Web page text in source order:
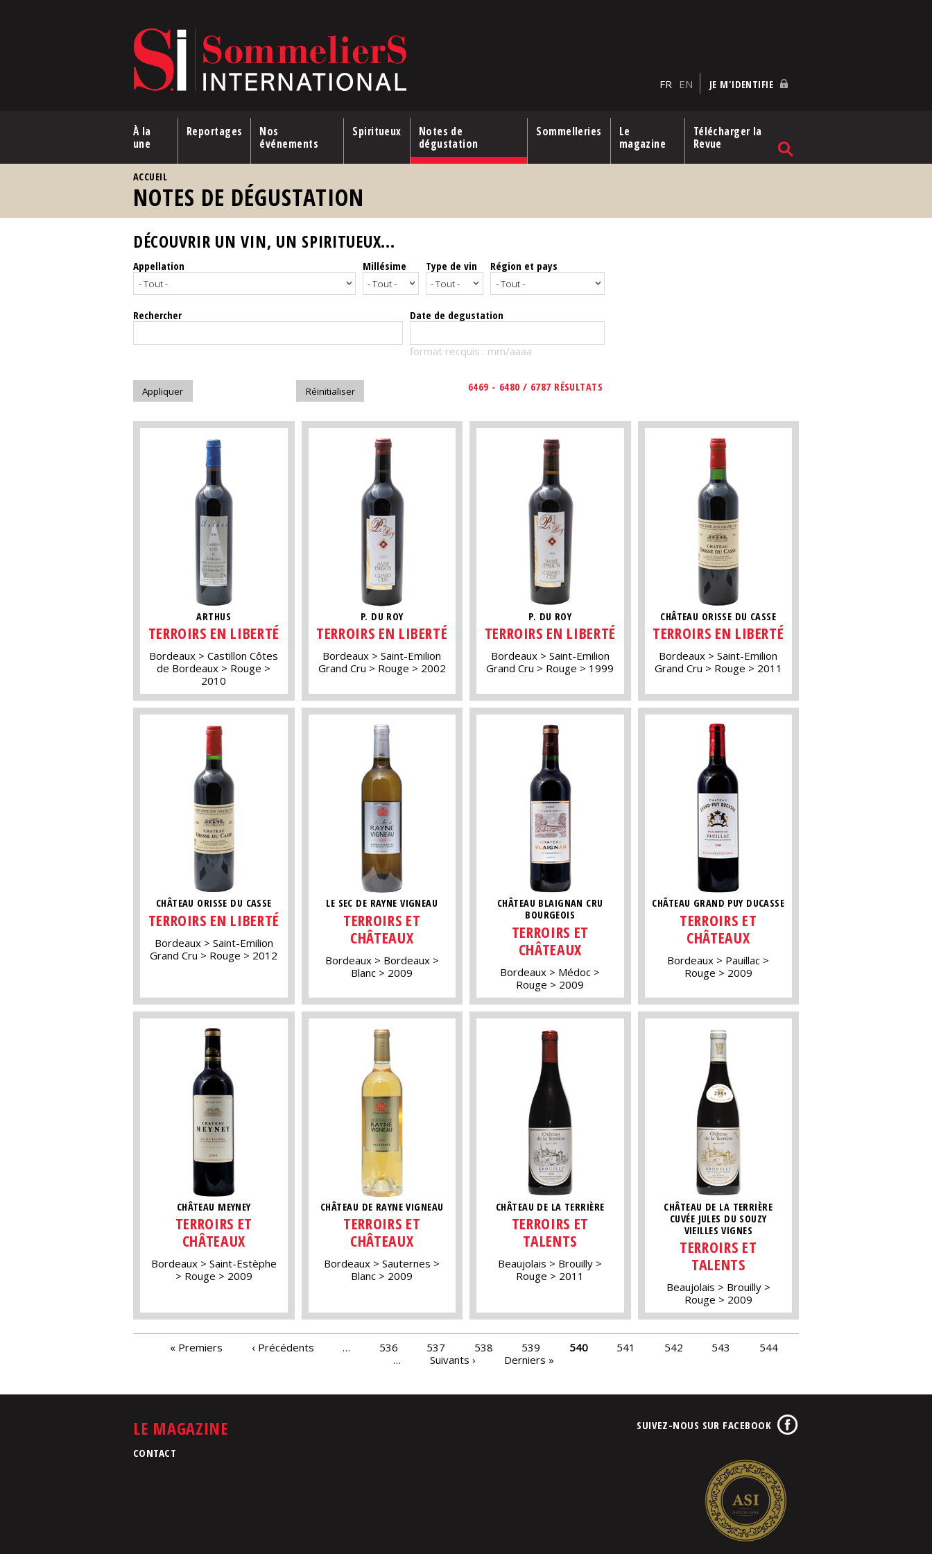
FR EN JE M'IDENTIFIE
À la
une
Reportages
Nos
événements
Spiritueux
Notes de
dégustation
Sommelleries
Le
magazine
Télécharger la
Revue
ACCUEIL
NOTES DE DÉGUSTATION
DÉCOUVRIR UN VIN, UN SPIRITUEUX...
Appellation Millésime Type de vin Région et pays
Rechercher Date de degustation
format recquis : mm/aaaa
6469 - 6480 / 6787 RÉSULTATS
ARTHUS
TERROIRS EN LIBERTÉ
Bordeaux
Castillon Côtes
de Bordeaux
Rouge
2010
P. DU ROY
TERROIRS EN LIBERTÉ
Bordeaux
Saint-Emilion
Grand Cru
Rouge 2002
P. DU ROY
TERROIRS EN LIBERTÉ
Bordeaux
Saint-Emilion
Grand Cru
Rouge 1999
CHÂTEAU ORISSE DU CASSE
TERROIRS EN LIBERTÉ
Bordeaux
Saint-Emilion
Grand Cru
Rouge 2011
CHÂTEAU ORISSE DU CASSE
TERROIRS EN LIBERTÉ
Bordeaux
Saint-Emilion
Grand Cru
Rouge 2012
LE SEC DE RAYNE VIGNEAU
TERROIRS ET
CHÂTEAUX
Bordeaux
Bordeaux
Blanc
2009
CHÂTEAU BLAIGNAN CRU
BOURGEOIS
TERROIRS ET
CHÂTEAUX
Bordeaux
Médoc
Rouge
2009
CHÂTEAU GRAND PUY DUCASSE
TERROIRS ET
CHÂTEAUX
Bordeaux
Pauillac
Rouge
2009
CHÂTEAU MEYNEY
TERROIRS ET
CHÂTEAUX
Bordeaux
Saint-Estèphe
Rouge
2009
CHÂTEAU DE RAYNE VIGNEAU
TERROIRS ET
CHÂTEAUX
Bordeaux
Sauternes
Blanc
2009
CHÂTEAU DE LA TERRIÈRE
TERROIRS ET
TALENTS
Beaujolais
Brouilly
Rouge
2011
CHÂTEAU DE LA TERRIÈRE
CUVÉE JULES DU SOUZY
VIEILLES VIGNES
TERROIRS ET
TALENTS
Beaujolais
Brouilly
Rouge
2009
PAGES« Premiers ‹ Précédents … 536 537 538 539 540 541 542 543
544
…
Suivants › Derniers »
LE MAGAZINE
CONTACT
SUIVEZ-NOUS SUR FACEBOOK